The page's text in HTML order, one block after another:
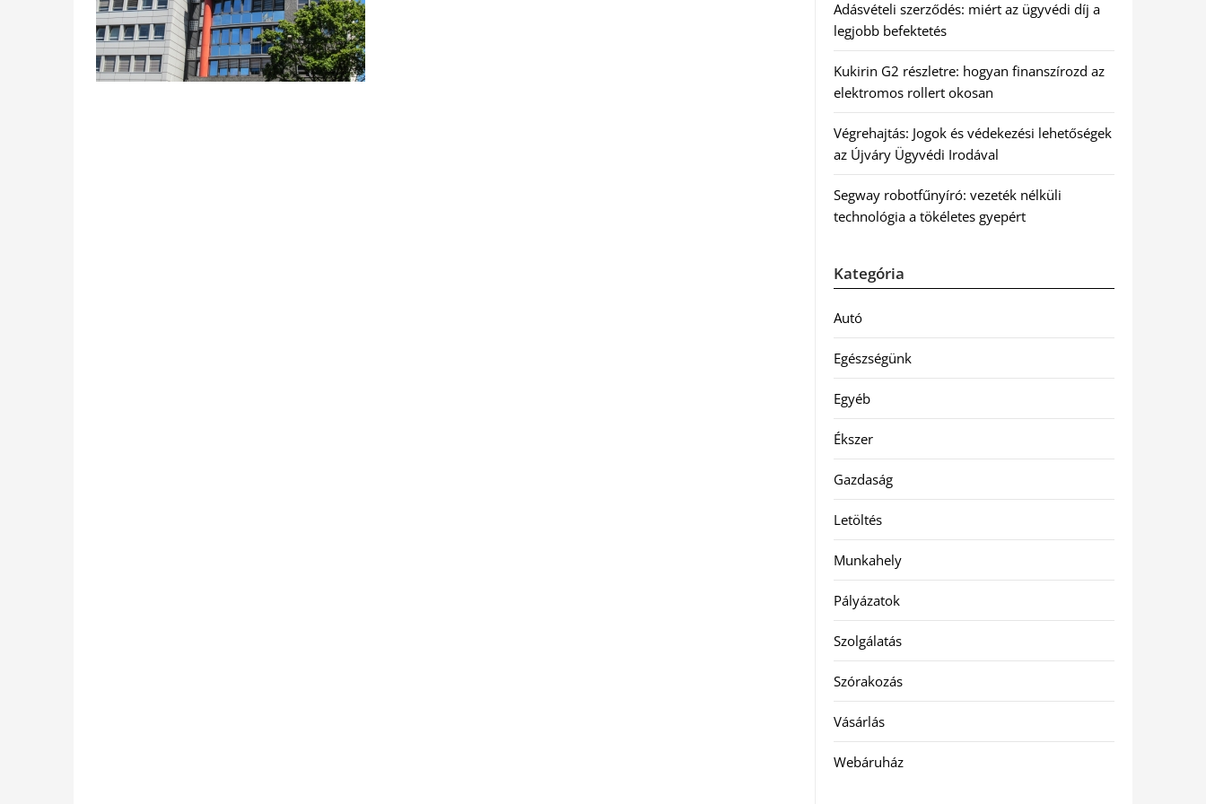
Adásvételi szerződés: miért az ügyvédi díj a
legjobb befektetés
Kukirin G2 részletre: hogyan finanszírozd az
elektromos rollert okosan
Végrehajtás: Jogok és védekezési lehetőségek
az Újváry Ügyvédi Irodával
Segway robotfűnyíró: vezeték nélküli
technológia a tökéletes gyepért
Kategória
Autó
Egészségünk
Egyéb
Ékszer
Gazdaság
Letöltés
Munkahely
Pályázatok
Szolgálatás
Szórakozás
Vásárlás
Webáruház